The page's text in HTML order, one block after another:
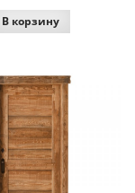
В корзину